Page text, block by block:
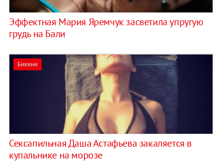
Эффектная Мария Яремчук засветила упругую
грудь на Бали
Бикини
Сексапильная Даша Астафьева закаляется в
купальнике на морозе